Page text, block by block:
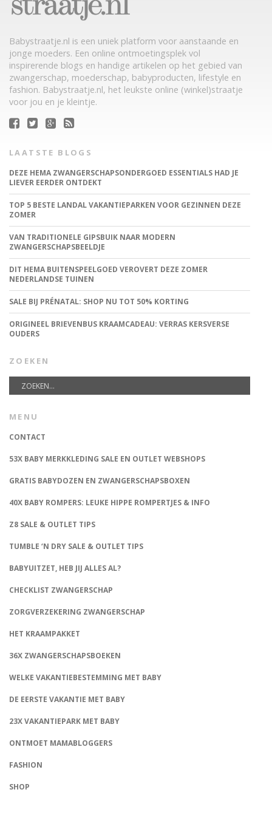
Babystraatje.nl is een uniek platform voor aanstaande en
jonge moeders. Een online ontmoetingsplek vol
inspirerende blogs en handige artikelen op het gebied van
zwangerschap, moederschap, babyproducten, lifestyle en
fashion. Babystraatje.nl, het leukste online (winkel)straatje
voor jou en je kleintje.
LAATSTE BLOGS
DEZE HEMA ZWANGERSCHAPSONDERGOED ESSENTIALS HAD JE
LIEVER EERDER ONTDEKT
TOP 5 BESTE LANDAL VAKANTIEPARKEN VOOR GEZINNEN DEZE
ZOMER
VAN TRADITIONELE GIPSBUIK NAAR MODERN
ZWANGERSCHAPSBEELDJE
DIT HEMA BUITENSPEELGOED VEROVERT DEZE ZOMER
NEDERLANDSE TUINEN
SALE BIJ PRÉNATAL: SHOP NU TOT 50% KORTING
ORIGINEEL BRIEVENBUS KRAAMCADEAU: VERRAS KERSVERSE
OUDERS
ZOEKEN
MENU
CONTACT
53X BABY MERKKLEDING SALE EN OUTLET WEBSHOPS
GRATIS BABYDOZEN EN ZWANGERSCHAPSBOXEN
40X BABY ROMPERS: LEUKE HIPPE ROMPERTJES & INFO
Z8 SALE & OUTLET TIPS
TUMBLE ‘N DRY SALE & OUTLET TIPS
BABYUITZET, HEB JIJ ALLES AL?
CHECKLIST ZWANGERSCHAP
ZORGVERZEKERING ZWANGERSCHAP
HET KRAAMPAKKET
36X ZWANGERSCHAPSBOEKEN
WELKE VAKANTIEBESTEMMING MET BABY
DE EERSTE VAKANTIE MET BABY
23X VAKANTIEPARK MET BABY
ONTMOET MAMABLOGGERS
FASHION
SHOP